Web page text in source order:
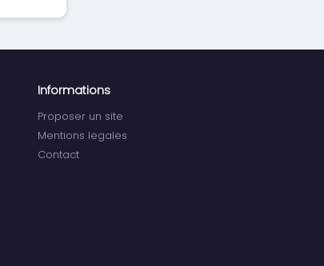
Informations
Proposer un site
Mentions legales
Contact